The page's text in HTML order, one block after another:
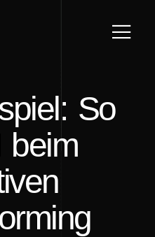
So
beim